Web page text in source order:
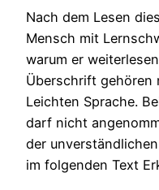
Nach dem Lesen
Mensch mit
warum er
Überschrift gehören
Leichten Sprache.
darf nicht
der
im folgenden Text